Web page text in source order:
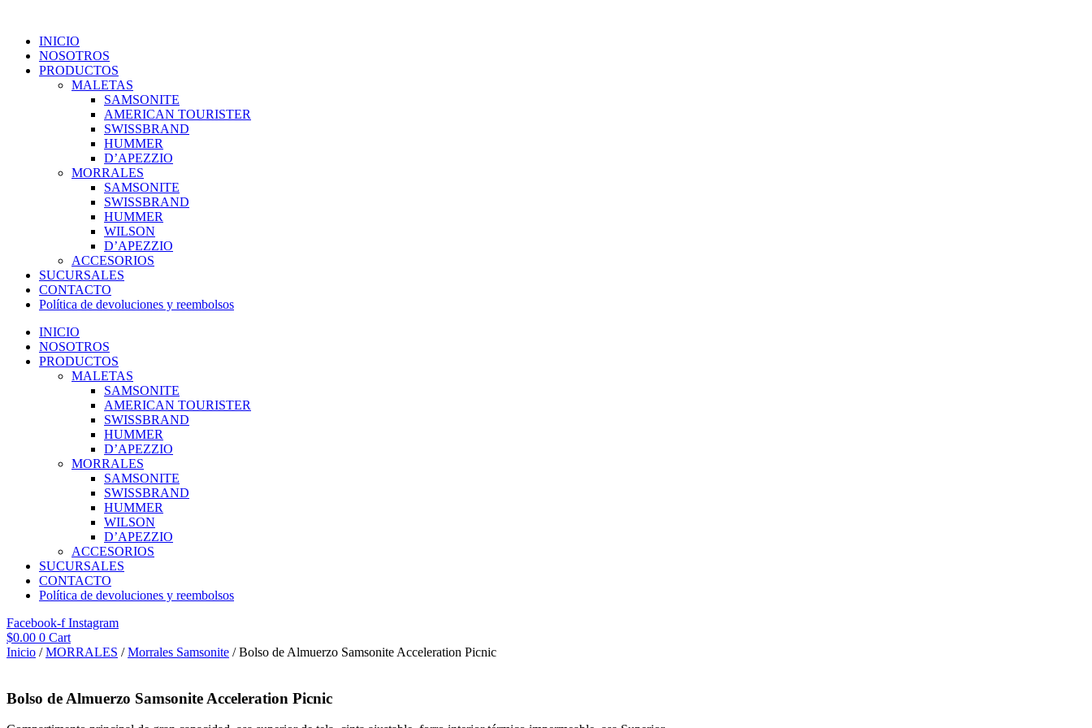
INICIO
NOSOTROS
PRODUCTOS
MALETAS
SAMSONITE
AMERICAN TOURISTER
SWISSBRAND
HUMMER
D’APEZZIO
MORRALES
SAMSONITE
SWISSBRAND
HUMMER
WILSON
D’APEZZIO
ACCESORIOS
SUCURSALES
CONTACTO
Política de devoluciones y reembolsos
INICIO
NOSOTROS
PRODUCTOS
MALETAS
SAMSONITE
AMERICAN TOURISTER
SWISSBRAND
HUMMER
D’APEZZIO
MORRALES
SAMSONITE
SWISSBRAND
HUMMER
WILSON
D’APEZZIO
ACCESORIOS
SUCURSALES
CONTACTO
Política de devoluciones y reembolsos
Facebook-f Instagram
$0.00 0 Cart
Inicio /MORRALES /Morrales Samsonite / Bolso de Almuerzo Samsonite Acceleration Picnic
Bolso de Almuerzo Samsonite Acceleration Picnic